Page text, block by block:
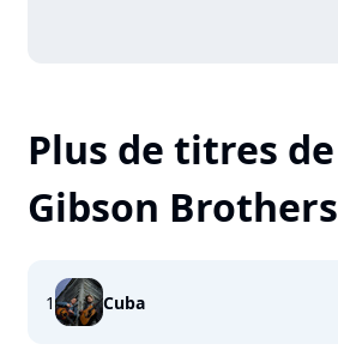
Plus de titres de
Gibson Brothers
1 Cuba